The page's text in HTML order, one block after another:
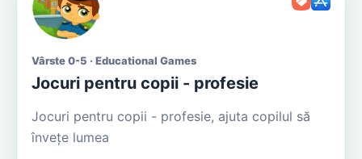
Vârste 0-5 · Educational Games
Jocuri pentru copii - profesie
Jocuri pentru copii - profesie, ajuta copilul să
învețe lumea